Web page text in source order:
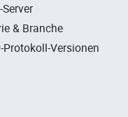
& Branche
Protokoll-Versionen